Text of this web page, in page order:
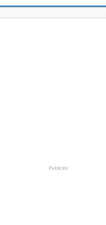
Publicité